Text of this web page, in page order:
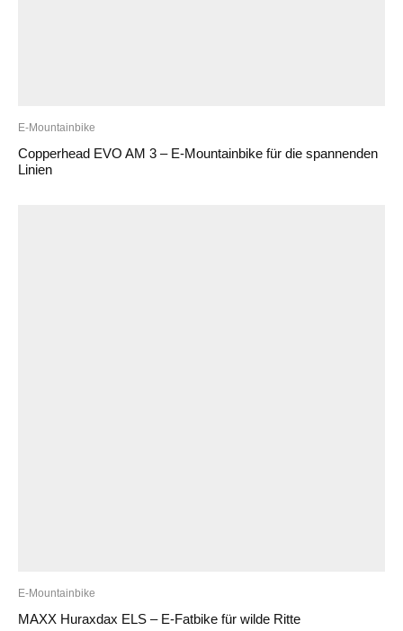
E-Mountainbike
Copperhead EVO AM 3 – E-Mountainbike für die spannenden
Linien
E-Mountainbike
MAXX Huraxdax ELS – E-Fatbike für wilde Ritte